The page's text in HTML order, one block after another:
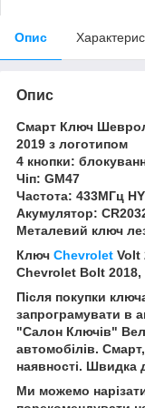
Опис
Опис
Смарт Ключ
2019 з логотипом
4 кнопки:
Чіп: GM47
Частота: 433МГц
Акумулятор:
Металевий ключ
Ключ Chevrolet Volt
Chevrolet Bolt
Після покупки
запрограмувати в
"Салон Ключів"
автомобілів.
наявності. Швидка
Ми можемо